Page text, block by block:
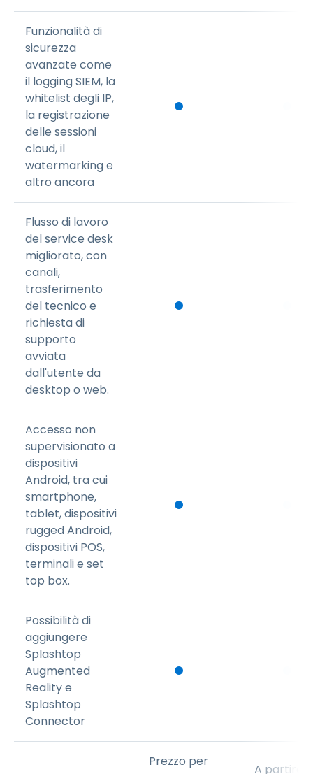
Funzionalità di
sicurezza
avanzate come
il logging SIEM, la
whitelist degli IP,
la registrazione
delle sessioni
cloud, il
watermarking e
altro ancora
Flusso di lavoro
del service desk
migliorato, con
canali,
trasferimento
del tecnico e
richiesta di
supporto
avviata
dall'utente da
desktop o web.
Accesso non
supervisionato a
dispositivi
Android, tra cui
smartphone,
tablet, dispositivi
rugged Android,
dispositivi POS,
terminali e set
top box.
Possibilità di
aggiungere
Splashtop
Augmented
Reality e
Splashtop
Connector
Prezzo per
A partire